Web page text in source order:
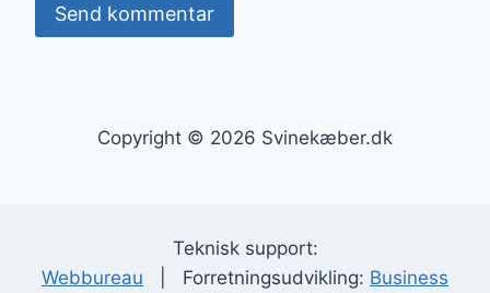
Copyright © 2026 Svinekæber.dk
Teknisk support:
Webbureau | Forretningsudvikling: Business